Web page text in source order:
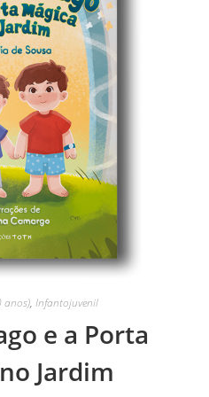
anos), Infantojuvenil
e a Porta
Jardim